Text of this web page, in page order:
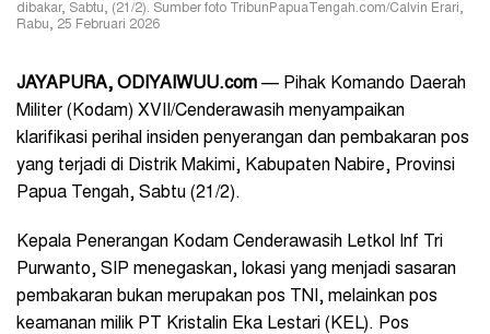
dibakar, Sabtu, (21/2). Sumber foto TribunPapuaTengah.com/Calvin Erari,
Rabu, 25 Februari 2026
JAYAPURA, ODIYAIWUU.com — Pihak Komando Daerah
Militer (Kodam) XVII/Cenderawasih menyampaikan
klarifikasi perihal insiden penyerangan dan pembakaran pos
yang terjadi di Distrik Makimi, Kabupaten Nabire, Provinsi
Papua Tengah, Sabtu (21/2).
Kepala Penerangan Kodam Cenderawasih Letkol Inf Tri
Purwanto, SIP menegaskan, lokasi yang menjadi sasaran
pembakaran bukan merupakan pos TNI, melainkan pos
keamanan milik PT Kristalin Eka Lestari (KEL). Pos